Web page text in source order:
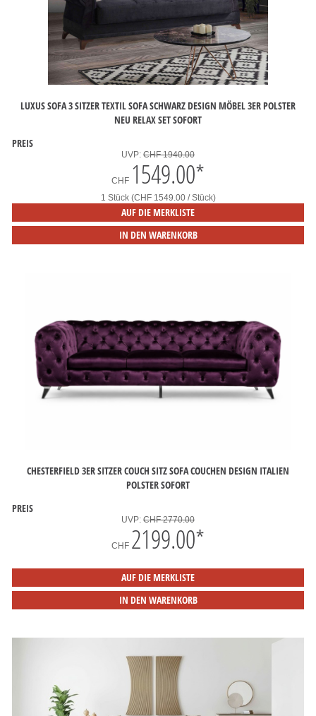
LUXUS SOFA 3 SITZER TEXTIL SOFA SCHWARZ DESIGN MÖBEL 3ER POLSTER
NEU RELAX SET SOFORT
PREIS
UVP: CHF 1940.00
CHF 1549.00*
1 Stück (CHF 1549.00 / Stück)
AUF DIE MERKLISTE
IN DEN WARENKORB
CHESTERFIELD 3ER SITZER COUCH SITZ SOFA COUCHEN DESIGN ITALIEN
POLSTER SOFORT
PREIS
UVP: CHF 2770.00
CHF 2199.00*
AUF DIE MERKLISTE
IN DEN WARENKORB